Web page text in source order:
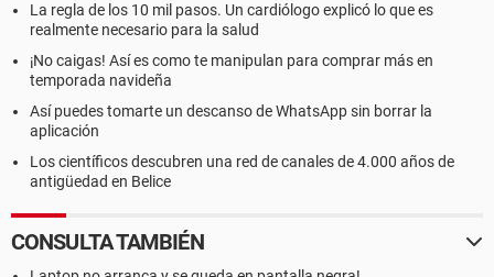
La regla de los 10 mil pasos. Un cardiólogo explicó lo que es
realmente necesario para la salud
¡No caigas! Así es como te manipulan para comprar más en
temporada navideña
Así puedes tomarte un descanso de WhatsApp sin borrar la
aplicación
Los científicos descubren una red de canales de 4.000 años de
antigüedad en Belice
CONSULTA TAMBIÉN